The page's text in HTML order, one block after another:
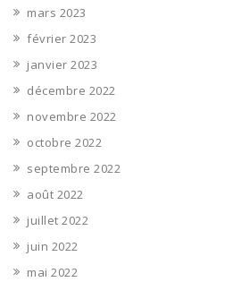
mars 2023
février 2023
janvier 2023
décembre 2022
novembre 2022
octobre 2022
septembre 2022
août 2022
juillet 2022
juin 2022
mai 2022